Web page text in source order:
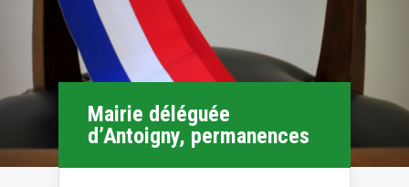
Mairie déléguée
d’Antoigny, permanences